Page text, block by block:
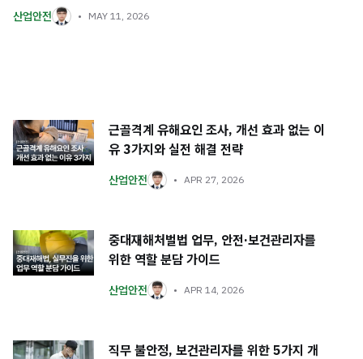
산업안전 MAY 11, 2026
근골격계 유해요인 조사, 개선 효과 없는 이
유 3가지와 실전 해결 전략
산업안전 APR 27, 2026
중대재해처벌법 업무, 안전·보건관리자를
위한 역할 분담 가이드
산업안전 APR 14, 2026
직무 불안정, 보건관리자를 위한 5가지 개